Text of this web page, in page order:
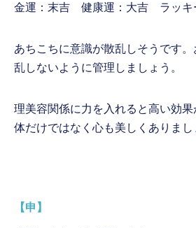
金運：末吉 健康運：大吉 ラッキ
あちこちに意識が散乱しそうです
乱しないように管理しましょう。
理美容関係に力を入れると高い効
体だけではなく心も美しくありまし
【申】